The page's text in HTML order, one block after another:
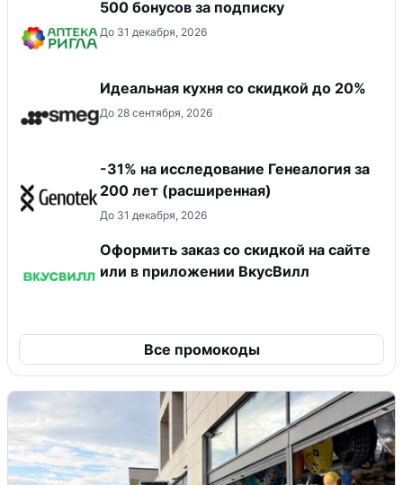
500 бонусов за подписку
До 31 декабря, 2026
Идеальная кухня со скидкой до 20%
До 28 сентября, 2026
-31% на исследование Генеалогия за
200 лет (расширенная)
До 31 декабря, 2026
Оформить заказ со скидкой на сайте
или в приложении ВкусВилл
Все промокоды